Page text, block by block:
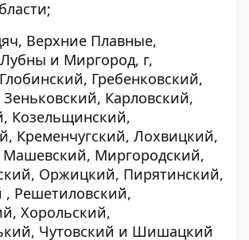
Верхние Плавные,
и Миргород, г,
Гребенковский,
Карловский,
Козельщинский,
Кременчугский, Лохвицкий,
Машевский, Миргородский,
Оржицкий, Пирятинский,
, Решетиловский,
Хорольский,
Чутовский и Шишацкий